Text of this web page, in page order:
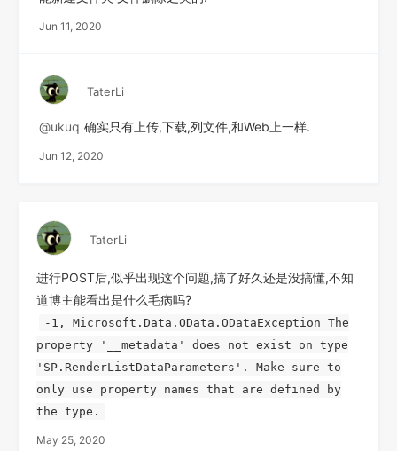
Jun 11, 2020
TaterLi
@ukuq 确实只有上传,下载,列文件,和Web上一样.
Jun 12, 2020
TaterLi
进行POST后,似乎出现这个问题,搞了好久还是没搞懂,不知
道博主能看出是什么毛病吗?
-1, Microsoft.Data.OData.ODataException The
property '__metadata' does not exist on type
'SP.RenderListDataParameters'. Make sure to
only use property names that are defined by
the type.
May 25, 2020